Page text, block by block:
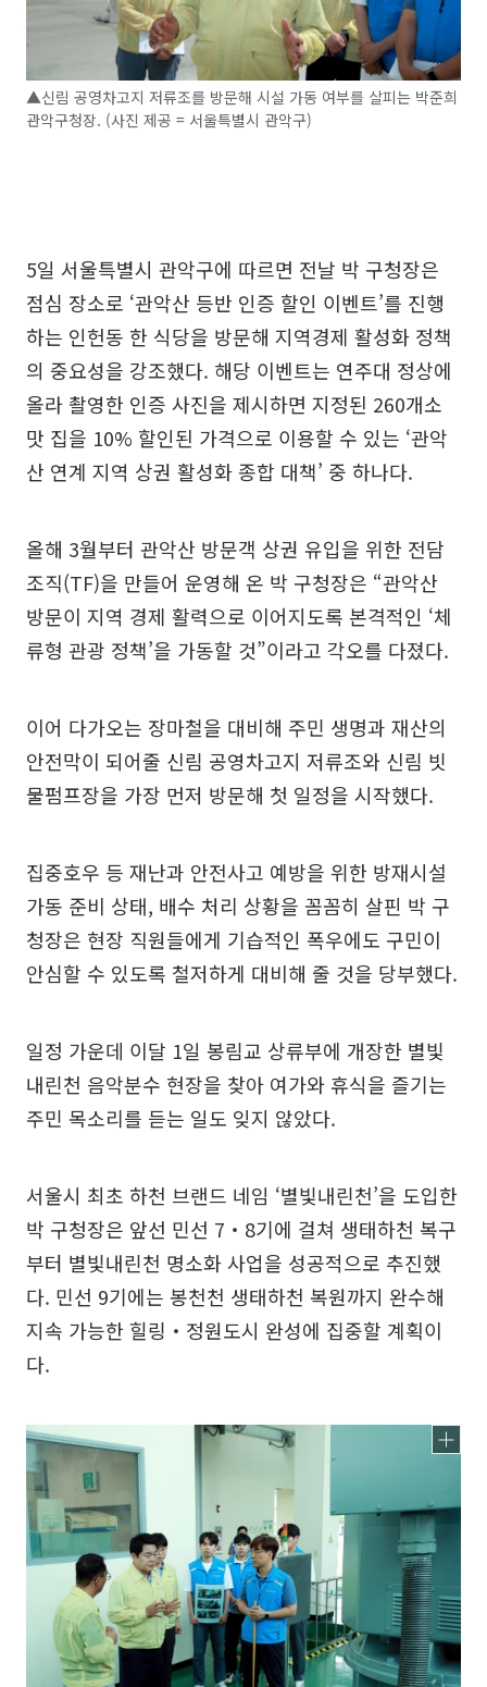
▲신림 공영차고지 저류조를 방문해 시설 가동 여부를 살피는 박준희
관악구청장. (사진 제공 = 서울특별시 관악구)
5일 서울특별시 관악구에 따르면 전날 박 구청장은
점심 장소로 ‘관악산 등반 인증 할인 이벤트’를 진행
하는 인헌동 한 식당을 방문해 지역경제 활성화 정책
의 중요성을 강조했다. 해당 이벤트는 연주대 정상에
올라 촬영한 인증 사진을 제시하면 지정된 260개소
맛 집을 10% 할인된 가격으로 이용할 수 있는 ‘관악
산 연계 지역 상권 활성화 종합 대책’ 중 하나다.
올해 3월부터 관악산 방문객 상권 유입을 위한 전담
조직(TF)을 만들어 운영해 온 박 구청장은 “관악산
방문이 지역 경제 활력으로 이어지도록 본격적인 ‘체
류형 관광 정책’을 가동할 것”이라고 각오를 다졌다.
이어 다가오는 장마철을 대비해 주민 생명과 재산의
안전막이 되어줄 신림 공영차고지 저류조와 신림 빗
물펌프장을 가장 먼저 방문해 첫 일정을 시작했다.
집중호우 등 재난과 안전사고 예방을 위한 방재시설
가동 준비 상태, 배수 처리 상황을 꼼꼼히 살핀 박 구
청장은 현장 직원들에게 기습적인 폭우에도 구민이
안심할 수 있도록 철저하게 대비해 줄 것을 당부했다.
일정 가운데 이달 1일 봉림교 상류부에 개장한 별빛
내린천 음악분수 현장을 찾아 여가와 휴식을 즐기는
주민 목소리를 듣는 일도 잊지 않았다.
서울시 최초 하천 브랜드 네임 ‘별빛내린천’을 도입한
박 구청장은 앞선 민선 7‧8기에 걸쳐 생태하천 복구
부터 별빛내린천 명소화 사업을 성공적으로 추진했
다. 민선 9기에는 봉천천 생태하천 복원까지 완수해
지속 가능한 힐링‧정원도시 완성에 집중할 계획이
다.